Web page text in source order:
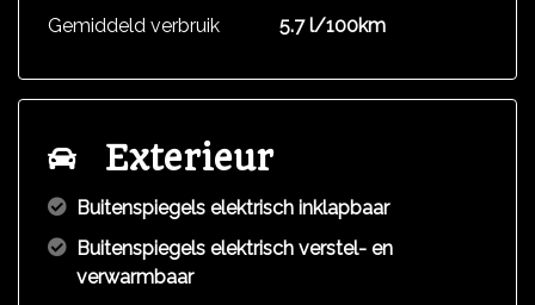
Gemiddeld verbruik
5.7 l/100km
Exterieur
Buitenspiegels elektrisch inklapbaar
Buitenspiegels elektrisch verstel- en
verwarmbaar